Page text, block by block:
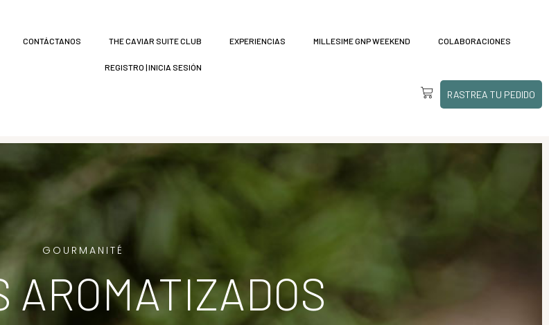
CONTÁCTANOS THE CAVIAR SUITE CLUB EXPERIENCIAS MILLESIME GNP WEEKEND COLABORACIONES
REGISTRO | INICIA SESIÓN
RASTREA TU PEDIDO
GOURMANITÉ
AROMATIZADOS